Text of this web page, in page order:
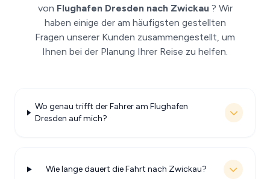
von Flughafen Dresden nach Zwickau ? Wir
haben einige der am häufigsten gestellten
Fragen unserer Kunden zusammengestellt, um
Ihnen bei der Planung Ihrer Reise zu helfen.
Wo genau trifft der Fahrer am Flughafen
Dresden auf mich?
Wie lange dauert die Fahrt nach Zwickau?